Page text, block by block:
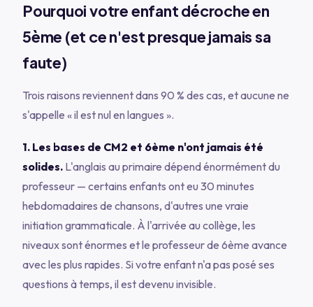
Pourquoi votre enfant décroche en
5ème (et ce n'est presque jamais sa
faute)
Trois raisons reviennent dans 90 % des cas, et aucune ne
s'appelle « il est nul en langues ».
1. Les bases de CM2 et 6ème n'ont jamais été
solides. L'anglais au primaire dépend énormément du
professeur — certains enfants ont eu 30 minutes
hebdomadaires de chansons, d'autres une vraie
initiation grammaticale. À l'arrivée au collège, les
niveaux sont énormes et le professeur de 6ème avance
avec les plus rapides. Si votre enfant n'a pas posé ses
questions à temps, il est devenu invisible.